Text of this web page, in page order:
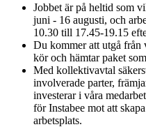
Jobbet är på heltid som
juni - 16 augusti, och
10.30 till 17.45-19.15
Du kommer att utgå från
kör och hämtar paket
Med kollektivavtal
involverade parter,
investerar i våra
för Instabee mot att
arbetsplats.